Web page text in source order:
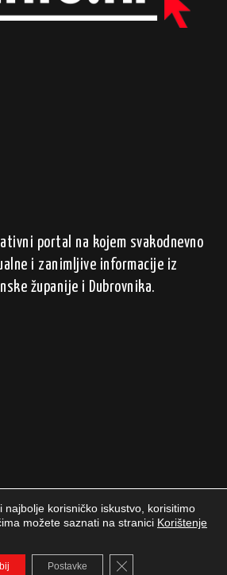
portal na kojem svakodnevno
i zanimljive informacije iz
županije i Dubrovnika.
prava pridržana.
najbolje korisničko iskustvo, korisitimo
možete saznati na stranici Korištenje
Postavke Close GDPR Cookie